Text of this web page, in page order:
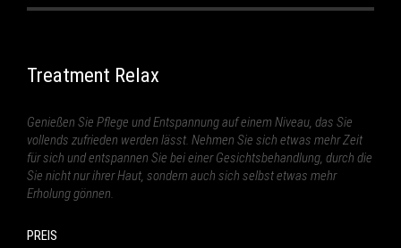
Treatment Relax
Genießen Sie Pflege und Entspannung auf einem Niveau, das Sie
vollends zufrieden werden lässt. Nehmen Sie sich etwas mehr Zeit
für sich und entspannen Sie bei einer Gesichtsbehandlung, durch die
Sie nicht nur ihrer Haut, sondern auch sich selbst etwas mehr
Erholung gönnen.
PREIS